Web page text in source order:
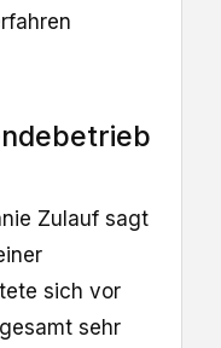
Zulauf sagt
sich vor
sehr